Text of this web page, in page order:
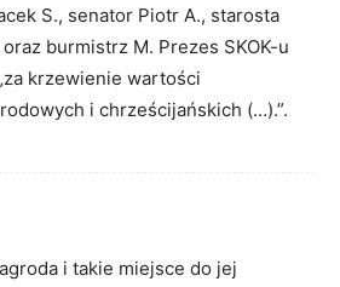
S., senator Piotr A., starosta
burmistrz M. Prezes SKOK-u
krzewienie wartości
i chrześcijańskich (…).”.
i takie miejsce do jej